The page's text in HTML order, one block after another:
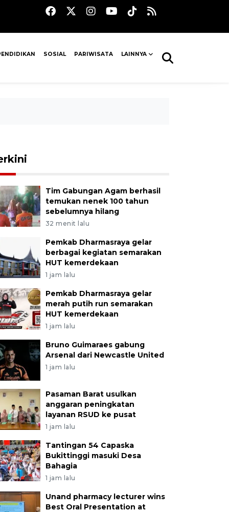
SOSIAL PARIWISATA LAINNYA
Tim Gabungan Agam berhasil
temukan nenek 100 tahun
sebelumnya hilang
32 menit lalu
Pemkab Dharmasraya gelar
berbagai kegiatan semarakan
HUT kemerdekaan
1 jam lalu
Pemkab Dharmasraya gelar
merah putih run semarakan
HUT kemerdekaan
1 jam lalu
Bruno Guimaraes gabung
Arsenal dari Newcastle United
1 jam lalu
Pasaman Barat usulkan
anggaran peningkatan
layanan RSUD ke pusat
1 jam lalu
Tantingan 54 Capaska
Bukittinggi masuki Desa
Bahagia
1 jam lalu
Unand pharmacy lecturer wins
Best Oral Presentation at